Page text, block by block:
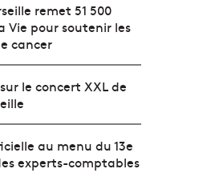
remet 51 500
Vie pour soutenir les
cancer
le concert XXL de
au menu du 13e
experts-comptables